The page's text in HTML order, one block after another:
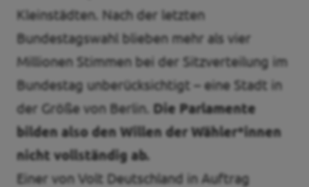
Kleinstädten. Nach der letzten
Bundestagswahl blieben mehr als vier
Millionen Stimmen bei der Sitzverteilung im
Bundestag unberücksichtigt – eine Stadt in
der Größe von Berlin. Die Parlamente
bilden also den Willen der Wähler*innen
nicht vollständig ab.
Einer von Volt Deutschland in Auftrag